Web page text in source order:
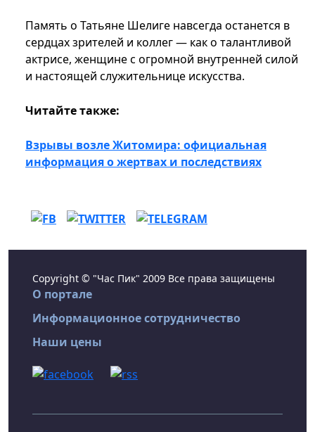
Память о Татьяне Шелиге навсегда останется в
сердцах зрителей и коллег — как о талантливой
актрисе, женщине с огромной внутренней силой
и настоящей служительнице искусства.
Читайте также:
Взрывы возле Житомира: официальная
информация о жертвах и последствиях
Copyright © "Час Пик" 2009 Все права защищены
О портале
Информационное сотрудничество
Наши цены